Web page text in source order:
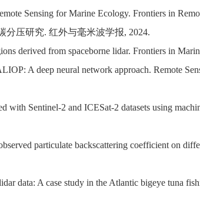
Sensing for Marine Ecology. Frontiers in
分压研究. 红外与毫米波学报, 2024.
derived from spaceborne lidar. Frontiers in
A deep neural network approach. Remote
with Sentinel-2 and ICESat-2 datasets using
particulate backscattering coefficient on
data: A case study in the Atlantic bigeye tuna